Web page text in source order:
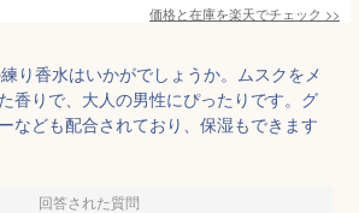
価格と在庫を楽天でチェック >>
り香水はいかがでしょうか。ムスクをメ
香りで、大人の男性にぴったりです。グ
なども配合されており、保湿もできます
回答された質問